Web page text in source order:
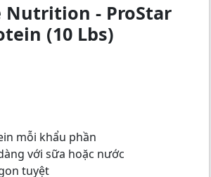
- ProStar
(10 Lbs)
mỗi khẩu phần
với sữa hoặc nước
tuyệt